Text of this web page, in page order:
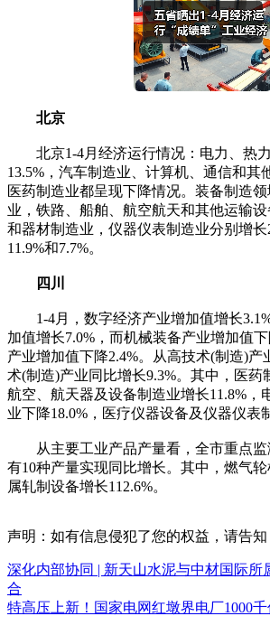
北京
北京1-4月经济运行情况：电力、热
13.5%，汽车制造业、计算机、通信和其
医药制造业都呈现下降情况。装备制造
业，铁路、船舶、航空航天和其他运输
和器材制造业，仪器仪表制造业分别增长
11.9%和7.7%。
四川
1-4月，数字经济产业增加值增长
加值增长7.0%，而机械装备产业增加值
产业增加值下降2.4%。从高技术(制造)产
术(制造)产业同比增长9.3%。其中，医药
航空、航天器及设备制造业增长11.8%，
业下降18.0%，医疗仪器设备及仪器仪表
从主要工业产品产量看，全市重点监
有10种产量实现同比增长。其中，燃气轮
属轧制设备增长112.6%。
声明：如有信息侵犯了您的权益，请告知
深化内部协同 | 新天山水泥与中材国际所
合
特高压上新！国家电网红墩界电厂1000